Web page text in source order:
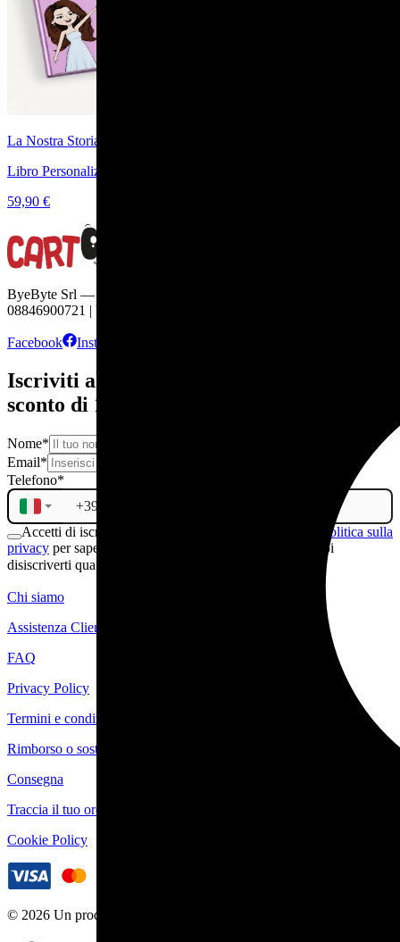
La Nostra Storia
Libro Personalizzato di Coppia per Storia d'Amore
59,90 €
ByeByte Srl — Viale Europa, 22 — 70132 Bari | C.F. e P.IVA
08846900721 | byebyte@pec-amt.com | R.E.A. BA - 654296
Facebook Instagram
Iscriviti alla newsletter e ricevi subito uno
sconto di 10€
Nome*
Email*
Telefono*
Accetti di iscriverti alla newsletter. Consulta la nostra
politica sulla
privacy per sapere di più sul trattamento dei tuoi dati. Puoi
disiscriverti quando vuoi.
Chi siamo
Assistenza Clienti
FAQ
Privacy Policy
Termini e condizioni
Rimborso o sostituzione
Consegna
Traccia il tuo ordine
Cookie Policy
© 2026 Un prodotto ByeByte Srl